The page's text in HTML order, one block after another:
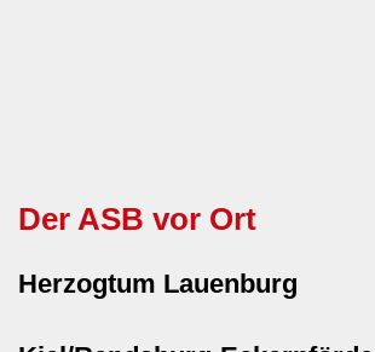
Der ASB vor Ort
Herzogtum Lauenburg